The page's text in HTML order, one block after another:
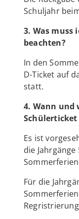
Schuljahr
3. Was muss
beachten?
In den
D-Ticket auf
statt.
4. Wann und
Schülerticket
Es ist
die
Für die